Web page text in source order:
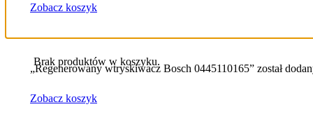
Brak produktów w koszyku.
Zobacz koszyk
„Regenerowany wtryskiwacz Bosch 0445110165” został
Zobacz koszyk